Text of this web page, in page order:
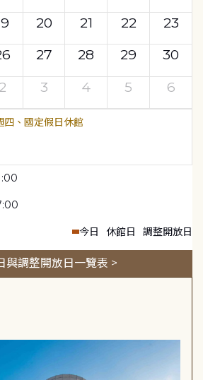
20 21 22
23
27 28 29
30
2 3 4 5 6
四、國定假日休館
今日 休館日 調整開放日
與調整開放日一覽表 >